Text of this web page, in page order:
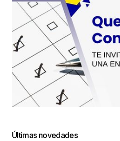
Últimas novedades